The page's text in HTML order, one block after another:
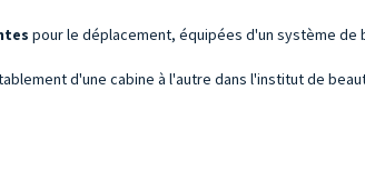
pour le déplacement, équipées d'un système de
d'une cabine à l'autre dans l'institut de